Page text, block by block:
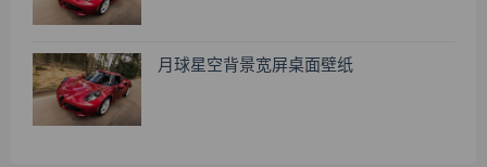
月球星空背景宽屏桌面壁纸